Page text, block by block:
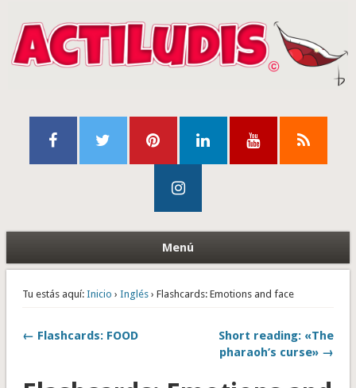
Menú
Tu estás aquí: Inicio › Inglés› Flashcards: Emotions and face
← Flashcards: FOOD
Short reading: «The
pharaoh’s curse» →